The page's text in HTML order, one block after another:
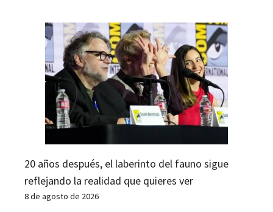
20 años después, el laberinto del fauno sigue
reflejando la realidad que quieres ver
8 de agosto de 2026